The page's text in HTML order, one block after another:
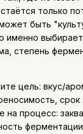
только
быть
именно
степень
цель: вкус/
срок
на процесс: